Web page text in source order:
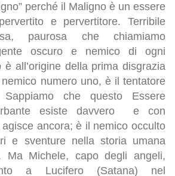
perché il Maligno è un essere
e pervertitore. Terribile
paurosa che chiamiamo
oscuro e nemico di ogni
è all’origine della prima disgrazia
nemico numero uno, è il tentatore
Sappiamo che questo Essere
esiste davvero
e con
ancora; è il nemico occulto
e sventure nella storia umana
Ma Michele, capo degli angeli,
a Lucifero (Satana) nel